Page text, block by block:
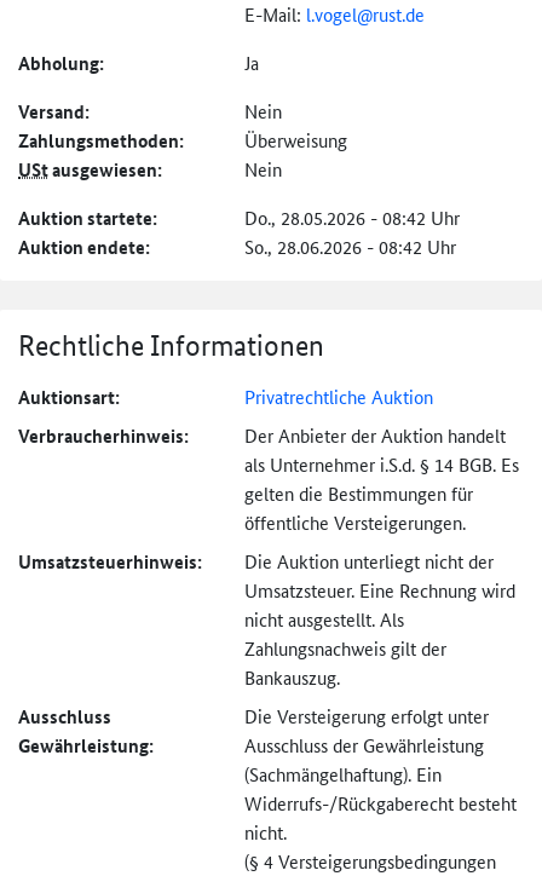
E-Mail: l.vogel@rust.de
Abholung: Ja
Versand: Nein
Zahlungs­methoden: Überweisung
UStausgewiesen: Nein
Auktion startete: Do., 28.05.2026 - 08:42 Uhr
Auktion endete: So., 28.06.2026 - 08:42 Uhr
Rechtliche Informationen
Auktionsart: Privatrechtliche Auktion
Verbraucher­hinweis:
Der Anbieter der Auktion handelt
als Unternehmer i.S.d. § 14 BGB. Es
gelten die Bestimmungen für
öffentliche Versteigerungen.
Umsatzsteuer­hinweis:
Die Auktion unterliegt nicht der
Umsatzsteuer. Eine Rechnung wird
nicht ausgestellt. Als
Zahlungsnachweis gilt der
Bankauszug.
Ausschluss
Gewährleistung:
Die Versteigerung erfolgt unter
Ausschluss der Gewährleistung
(Sachmängel­haftung). Ein
Widerrufs-/Rückgaberecht besteht
nicht.
(§ 4 Versteigerungs­bedingungen